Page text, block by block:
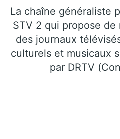
La chaîne généraliste
STV 2 qui propose de
des journaux
culturels et musicaux
par DRTV